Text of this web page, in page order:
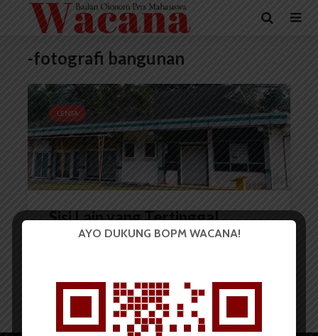
-fotografi bangunan
LENSA
Sisi Lain yang Tertinggal
AYO DUKUNG BOPM WACANA!